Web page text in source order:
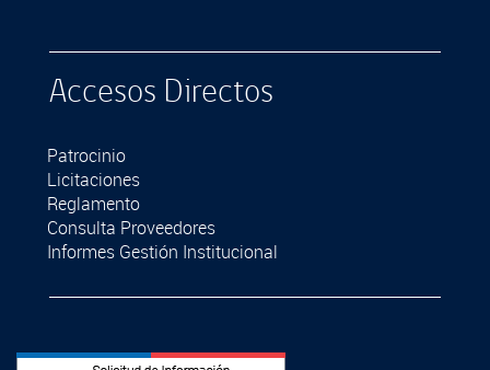
Accesos Directos
Patrocinio
Licitaciones
Reglamento
Consulta Proveedores
Informes Gestión Institucional